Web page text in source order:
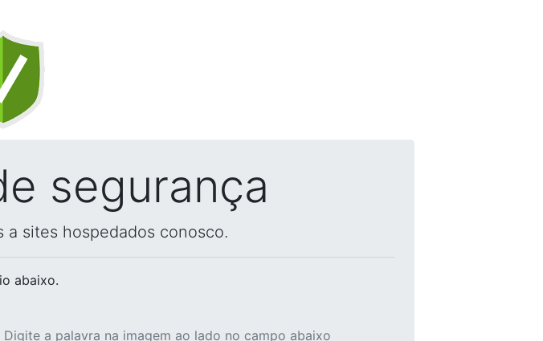
segurança
sites hospedados conosco.
abaixo.
Digite a palavra na imagem ao lado no campo abaixo